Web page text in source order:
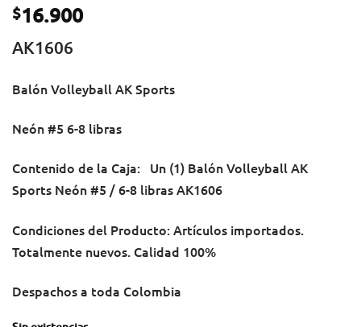
$16.900
AK1606
Balón VolleyballAK Sports
Neón #5 6-8 libras
Contenido de la Caja: Un (1) Balón Volleyball AK
Sports Neón #5 / 6-8 libras AK1606
Condiciones del Producto: Artículos importados.
Totalmente nuevos. Calidad 100%
Despachos a toda Colombia